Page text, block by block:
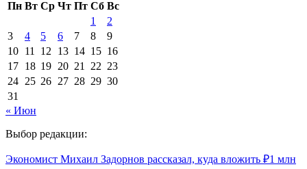
Пн Вт Ср Чт Пт Сб Вс
1
2
3
4 5 6 7 8
9
10 11 12 13 14 15 16
17 18 19 20 21 22 23
24 25 26 27 28 29 30
31
« Июн
Выбор редакции:
Экономист Михаил Задорнов рассказал, куда вложить ₽1 млн